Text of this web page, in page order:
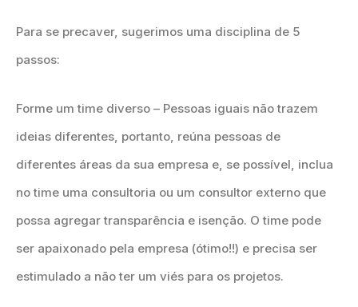
Para se precaver, sugerimos uma disciplina de 5
passos:
Forme um time diverso – Pessoas iguais não trazem
ideias diferentes, portanto, reúna pessoas de
diferentes áreas da sua empresa e, se possível, inclua
no time uma consultoria ou um consultor externo que
possa agregar transparência e isenção. O time pode
ser apaixonado pela empresa (ótimo!!) e precisa ser
estimulado a não ter um viés para os projetos.